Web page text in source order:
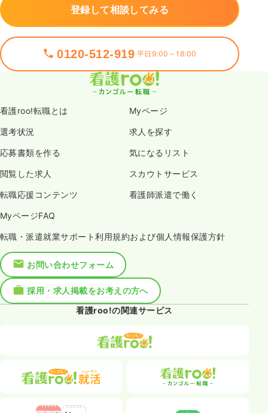
登録して相談してみる
0120-512-919 平日9:00～18:00
看護roo!転職とは Myページ
選考状況 求人を探す
応募書類を作る 気になるリスト
閲覧した求人 スカウトサービス
転職応援コンテンツ 看護師派遣で働く
MyページFAQ
転職・派遣就業サポート利用規約および個人情報保護方針
お問い合わせフォーム
採用・求人掲載をお考えの方へ
看護roo!の関連サービス